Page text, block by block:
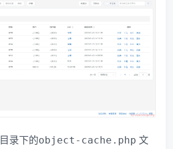
目录下的object-cache.php 文